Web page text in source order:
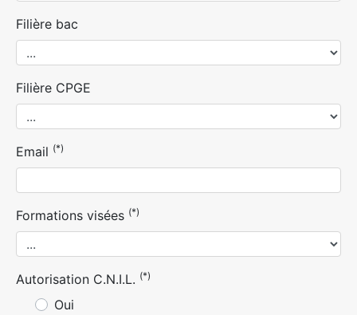
Filière bac
Filière CPGE
Email (*)
Formations visées (*)
Autorisation C.N.I.L. (*)
Oui